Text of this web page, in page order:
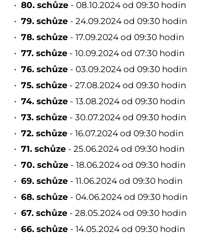
80. schůze- 08.10.2024 od 09:30 hodin
79. schůze- 24.09.2024 od 09:30 hodin
78. schůze- 17.09.2024 od 09:30 hodin
77. schůze- 10.09.2024 od 07:30 hodin
76. schůze- 03.09.2024 od 09:30 hodin
75. schůze- 27.08.2024 od 09:30 hodin
74. schůze- 13.08.2024 od 09:30 hodin
73. schůze- 30.07.2024 od 09:30 hodin
72. schůze- 16.07.2024 od 09:30 hodin
71. schůze- 25.06.2024 od 09:30 hodin
70. schůze- 18.06.2024 od 09:30 hodin
69. schůze- 11.06.2024 od 09:30 hodin
68. schůze- 04.06.2024 od 09:30 hodin
67. schůze- 28.05.2024 od 09:30 hodin
66. schůze- 14.05.2024 od 09:30 hodin